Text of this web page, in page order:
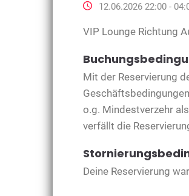
12.06.2026 22:00 -
VIP Lounge Richtung
Mit der Reservierung
o.g. Mindestverzehr
verfällt die
Deine Reservierung